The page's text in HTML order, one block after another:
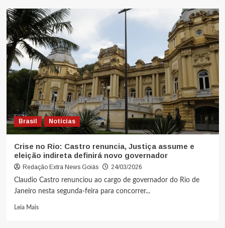
Brasil Notícias
Crise no Rio: Castro renuncia, Justiça assume e
eleição indireta definirá novo governador
Redação Extra News Goiás
24/03/2026
Claudio Castro renunciou ao cargo de governador do Rio de
Janeiro nesta segunda-feira para concorrer...
Leia Mais